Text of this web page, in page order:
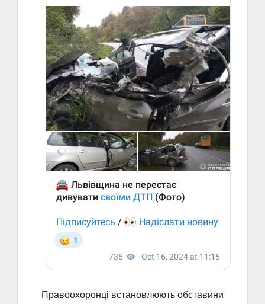
Правоохоронці встановлюють обставини